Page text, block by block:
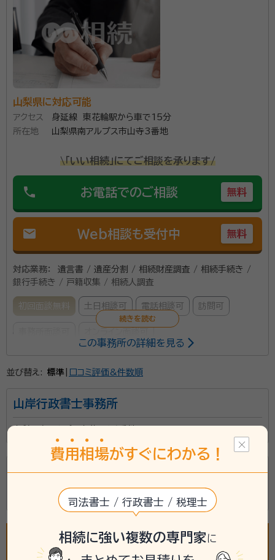
(相談のみの場合は有料)はいただいておりません。 相
談料を気にすることなく、なんでもお気軽にご相談くだ
さい。
資格等： 行政書士
所属団体： 山梨県行政書士会
山梨県に対応可能
アクセス
身延線 東花輪駅から車で15分
所在地
山梨県南アルプス市山寺3番地
\「いい相続」にてご相談を承ります/
phone お電話でのご相談 無料
mail Web相談も受付中 無料
対応業務：
遺言書 / 遺産分割 / 相続財産調査 / 相続手続き /
銀行手続き / 戸籍収集 / 相続人調査
初回面談無料 土日相談可 電話相談可 訪問可
当事務所では、戸籍収集から、相続人調査、遺産分割協
続に関する各種業務をサポートしております。 「何から
行政書士
山梨県行政書士会
この事務所の詳細を見る
並び替え: 標準 口コミ評価&件数順
山岸行政書士事務所
山梨県南アルプス市藤田２６番地７
山田亮一行政書士事務所
山梨県山梨市上岩下５６７番地１
費用 相場がすぐにわかる！
司法書士 / 行政書士 / 税理士
相続に強い複数の専門家に